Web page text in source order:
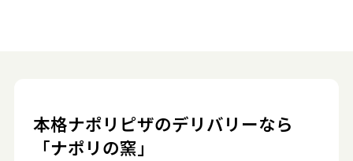
本格ナポリピザのデリバリーなら
「ナポリの窯」